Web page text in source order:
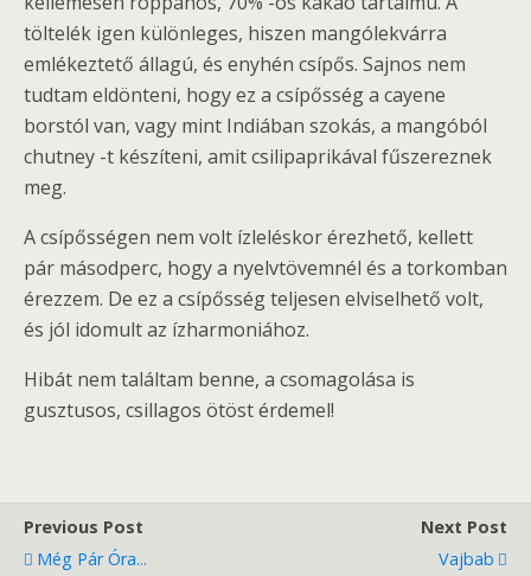
töltelék igen különleges, hiszen mangólekvárra
emlékeztető állagú, és enyhén csípős. Sajnos nem
tudtam eldönteni, hogy ez a csípősség a cayene
borstól van, vagy mint Indiában szokás, a mangóból
chutney -t készíteni, amit csilipaprikával fűszereznek
meg.
A csípősségen nem volt ízleléskor érezhető, kellett
pár másodperc, hogy a nyelvtövemnél és a torkomban
érezzem. De ez a csípősség teljesen elviselhető volt,
és jól idomult az ízharmoniához.
Hibát nem találtam benne, a csomagolása is
gusztusos, csillagos ötöst érdemel!
Previous Post
Még Pár Óra...
Next Post
Vajbab